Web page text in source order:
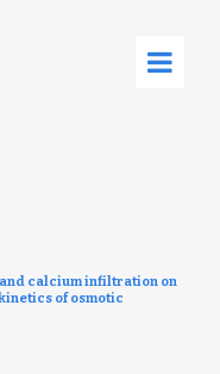
calcium infiltration on
of osmotic